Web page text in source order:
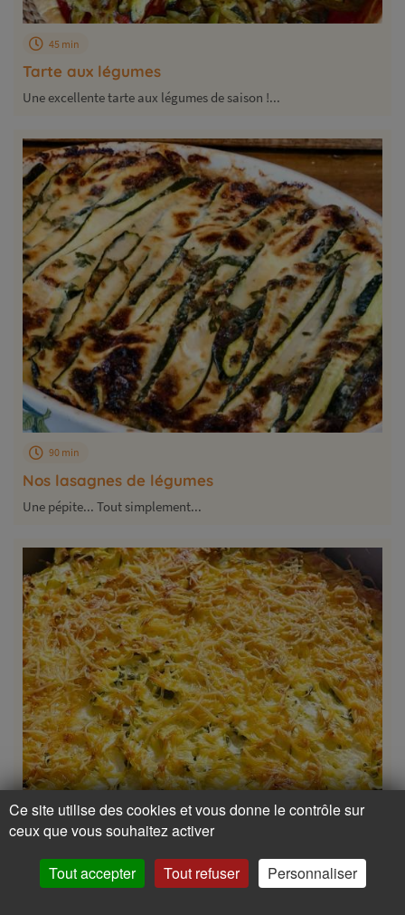
Tarte aux légumes
45 min
Une excellente tarte aux légumes de saison !...
Nos lasagnes de légumes
90 min
Une pépite... Tout simplement...
Gratin de courgettes !
30 min
Ce site utilise des cookies et vous donne le contrôle sur
ceux que vous souhaitez activer
Tout accepter Tout refuser Personnaliser